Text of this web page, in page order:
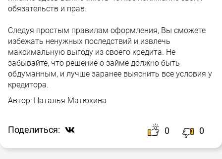
обязательств и прав.
Следуя простым правилам оформления, Вы сможете
избежать ненужных последствий и извлечь
максимальную выгоду из своего кредита. Не
забывайте, что решение о займе должно быть
обдуманным, и лучше заранее выяснить все условия у
кредитора.
Автор: Наталья Матюхина
Поделиться: 0 0